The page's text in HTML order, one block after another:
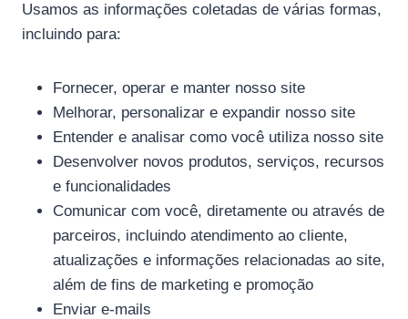
Usamos as informações coletadas de várias formas,
incluindo para:
Fornecer, operar e manter nosso site
Melhorar, personalizar e expandir nosso site
Entender e analisar como você utiliza nosso site
Desenvolver novos produtos, serviços, recursos
e funcionalidades
Comunicar com você, diretamente ou através de
parceiros, incluindo atendimento ao cliente,
atualizações e informações relacionadas ao site,
além de fins de marketing e promoção
Enviar e-mails